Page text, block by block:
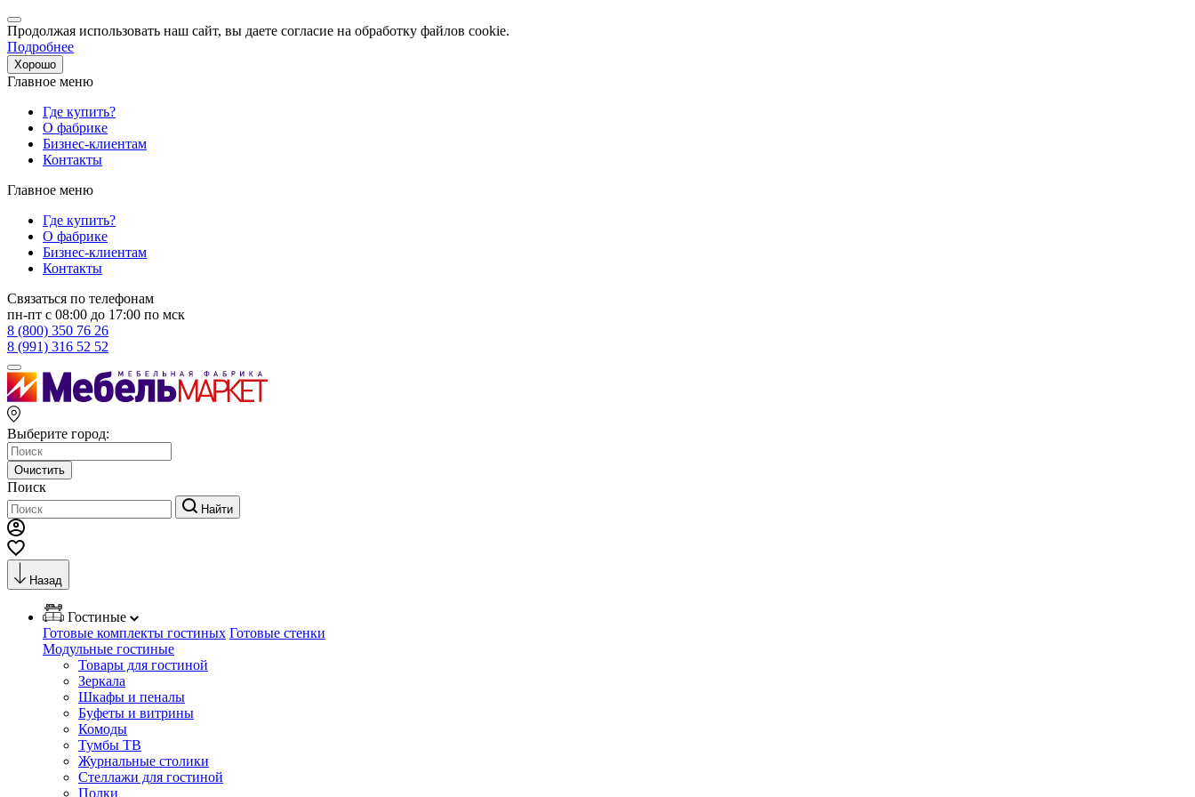
Продолжая использовать наш сайт, вы даете согласие на обработку файлов cookie.
Подробнее
Хорошо
Главное меню
Где купить?
О фабрике
Бизнес-клиентам
Контакты
Главное меню
Где купить?
О фабрике
Бизнес-клиентам
Контакты
Связаться по телефонам
пн-пт с 08:00 до 17:00 по мск
8 (800) 350 76 26
8 (991) 316 52 52
Выберите город:
Очистить
Поиск
Найти
Назад
Гостиные
Готовые комплекты гостиных Готовые стенки
Модульные гостиные
Товары для гостиной
Зеркала
Шкафы и пеналы
Буфеты и витрины
Комоды
Тумбы ТВ
Журнальные столики
Стеллажи для гостиной
Полки